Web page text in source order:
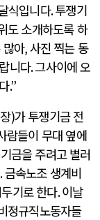
식입니다.투쟁기
도 소개하도록 하
많아,사진 찍는 동
니다.그사이에 오
.”
)가 투쟁기금 전
람들이 무대 옆에
금을 주려고 별러
금속노조 생계비
기로 한다.이날
정규직노동자들